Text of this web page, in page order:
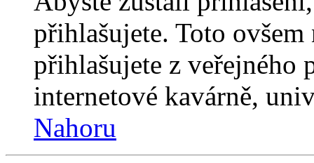
přihlašujete. Toto
přihlašujete z veřejného
internetové kavárně,
Nahoru